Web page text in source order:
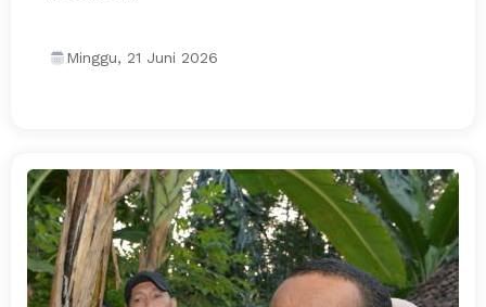
Minggu, 21 Juni 2026